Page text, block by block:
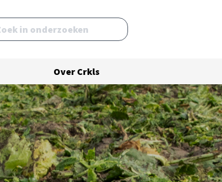
Over Crkls
Volledig onderzoeksrapport